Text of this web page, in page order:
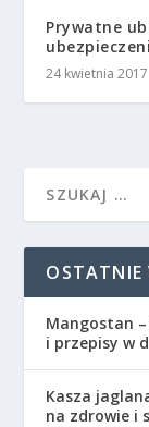
Prywatne
24 kwietnia 2017
OSTATNIE
Mangostan
i przepisy w
Kasza
na zdrowie i